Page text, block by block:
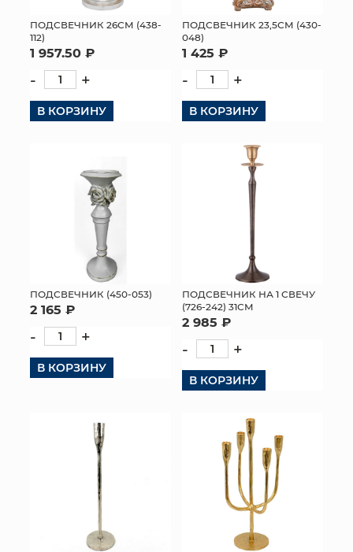
ПОДСВЕЧНИК 26СМ (438-
112)
1 957.50 ₽
- +
В КОРЗИНУ
ПОДСВЕЧНИК 23,5СМ (430-
048)
1 425 ₽
- +
В КОРЗИНУ
ПОДСВЕЧНИК (450-053)
2 165 ₽
- +
В КОРЗИНУ
ПОДСВЕЧНИК НА 1 СВЕЧУ
(726-242) 31СМ
2 985 ₽
- +
В КОРЗИНУ